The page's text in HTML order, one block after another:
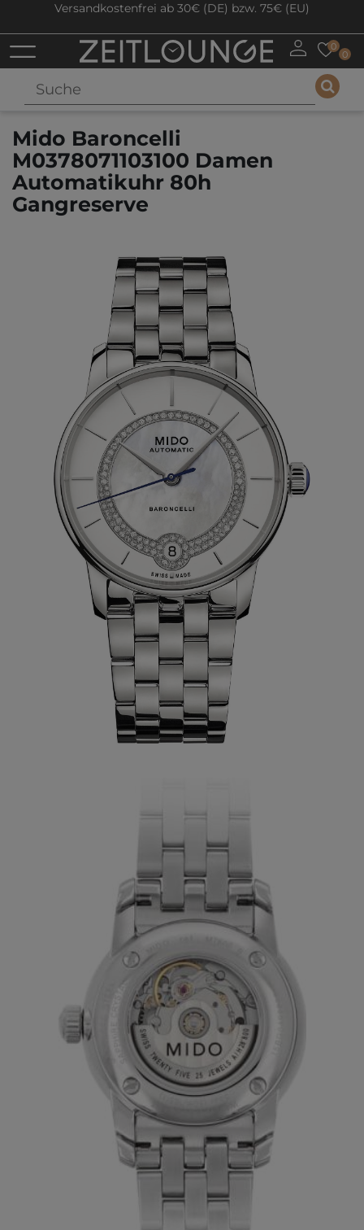
Versandkostenfrei ab 30€ (DE) bzw. 75€ (EU)
0
0
Mido Baroncelli
M0378071103100 Damen
Automatikuhr 80h
Gangreserve